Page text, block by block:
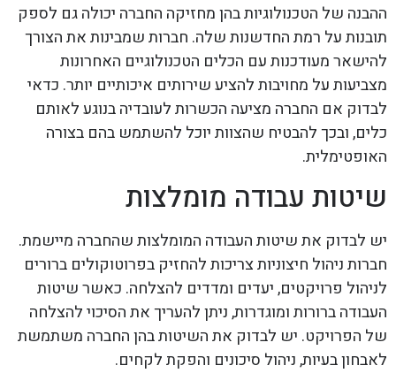
ההבנה של הטכנולוגיות בהן מחזיקה החברה יכולה גם לספק
תובנות על רמת החדשנות שלה. חברות שמבינות את הצורך
להישאר מעודכנות עם הכלים הטכנולוגיים האחרונות
מצביעות על מחויבות להציע שירותים איכותיים יותר. כדאי
לבדוק אם החברה מציעה הכשרות לעובדיה בנוגע לאותם
כלים, ובכך להבטיח שהצוות יוכל להשתמש בהם בצורה
האופטימלית.
שיטות עבודה מומלצות
יש לבדוק את שיטות העבודה המומלצות שהחברה מיישמת.
חברות ניהול חיצוניות צריכות להחזיק בפרוטוקולים ברורים
לניהול פרויקטים, יעדים ומדדים להצלחה. כאשר שיטות
העבודה ברורות ומוגדרות, ניתן להעריך את הסיכוי להצלחה
של הפרויקט. יש לבדוק את השיטות בהן החברה משתמשת
לאבחון בעיות, ניהול סיכונים והפקת לקחים.